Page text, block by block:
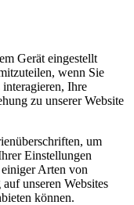
Gerät eingestellt
wenn Sie
interagieren, Ihre
zu unserer Website
um
Einstellungen
Arten von
unseren Websites
können.